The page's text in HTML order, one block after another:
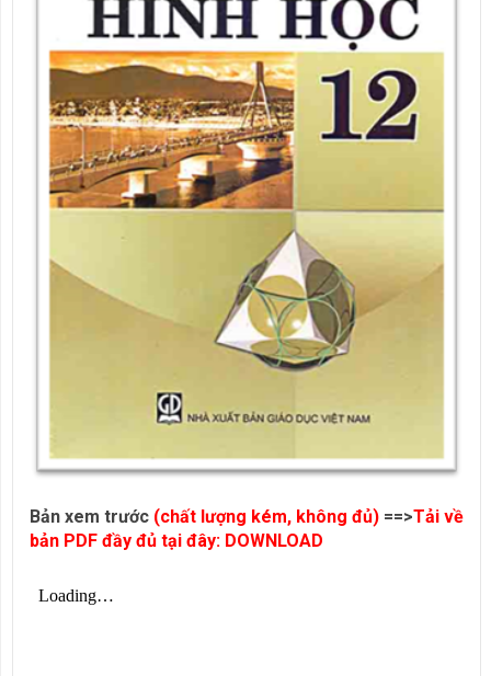
Bản xem trước (chất lượng kém, không đủ) ==>Tải về
bản PDF đầy đủ tại đây: DOWNLOAD